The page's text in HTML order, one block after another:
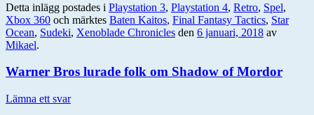
Detta inlägg postades i Playstation 3, Playstation 4, Retro, Spel,
Xbox 360 och märktes Baten Kaitos, Final Fantasy Tactics, Star
Ocean, Sudeki, Xenoblade Chronicles den 6 januari, 2018 av
Mikael.
Warner Bros lurade folk om Shadow of Mordor
Lämna ett svar